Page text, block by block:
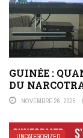
GUINÉE :
DU
NOVEMBRE 26, 2025
UNCATEGORIZED